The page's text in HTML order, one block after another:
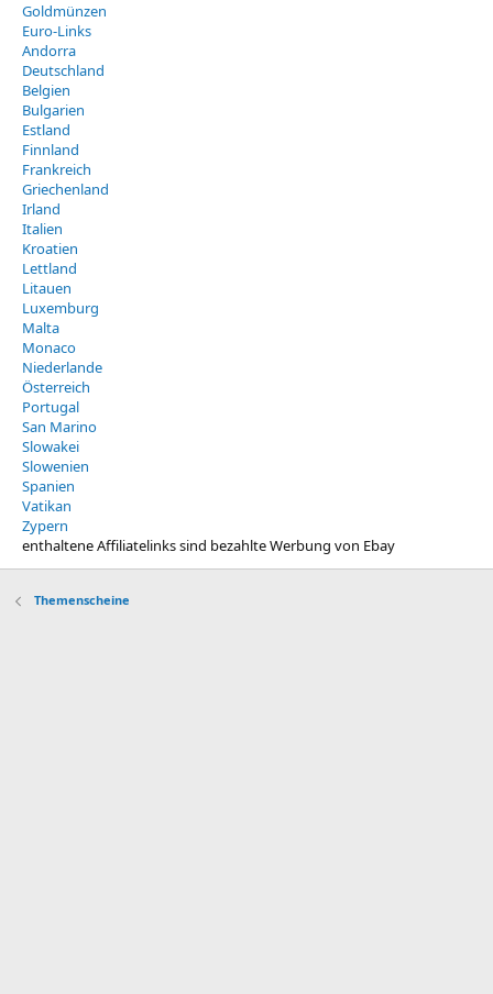
Goldmünzen
Euro-Links
Andorra
Deutschland
Belgien
Bulgarien
Estland
Finnland
Frankreich
Griechenland
Irland
Italien
Kroatien
Lettland
Litauen
Luxemburg
Malta
Monaco
Niederlande
Österreich
Portugal
San Marino
Slowakei
Slowenien
Spanien
Vatikan
Zypern
enthaltene Affiliatelinks sind bezahlte Werbung von Ebay
Themenscheine